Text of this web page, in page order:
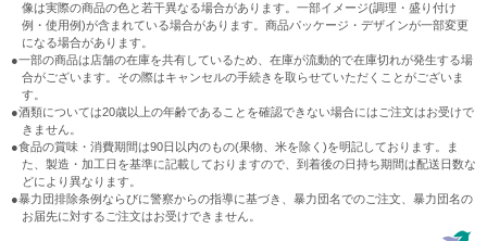
像は実際の商品の色と若干異なる場合があります。一部イメージ(調理・盛り付け
例・使用例)が含まれている場合があります。商品パッケージ・デザインが一部変更
になる場合があります。
●一部の商品は店舗の在庫を共有しているため、在庫が流動的で在庫切れが発生する場
合がございます。その際はキャンセルの手続きを取らせていただくことがございま
す。
●酒類については20歳以上の年齢であることを確認できない場合にはご注文はお受けで
きません。
●食品の賞味・消費期間は90日以内のもの(果物、米を除く)を明記しております。ま
た、製造・加工日を基準に記載しておりますので、到着後の日持ち期間は配送日数な
どにより異なります。
●暴力団排除条例ならびに警察からの指導に基づき、暴力団名でのご注文、暴力団名の
お届先に対するご注文はお受けできません。